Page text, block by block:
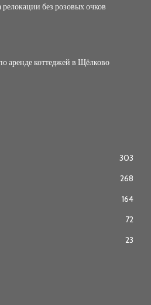
релокации без розовых очков
аренде коттеджей в Щёлково
303
268
164
72
23